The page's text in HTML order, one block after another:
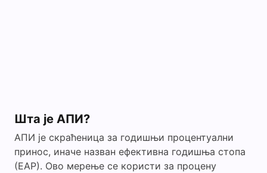
Шта је АПИ?
АПИ је скраћеница за годишњи процентуални
принос, иначе назван ефективна годишња стопа
(ЕАР). Ово мерење се користи за процену